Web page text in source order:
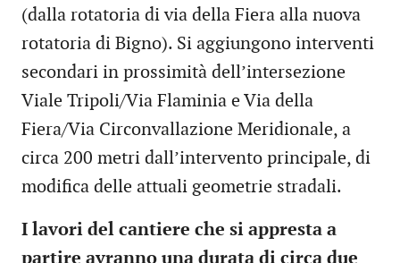
(dalla rotatoria di via della Fiera alla nuova
rotatoria di Bigno). Si aggiungono interventi
secondari in prossimità dell’intersezione
Viale Tripoli/Via Flaminia e Via della
Fiera/Via Circonvallazione Meridionale, a
circa 200 metri dall’intervento principale, di
modifica delle attuali geometrie stradali.
I lavori del cantiere che si appresta a